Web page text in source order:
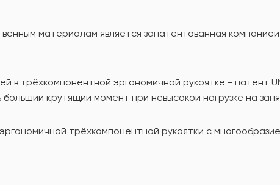
материалам является запатентованная компанией
в трёхкомпонентной эргономичной рукоятке - патент
крутящий момент при невысокой нагрузке на
трёхкомпонентной рукоятки с